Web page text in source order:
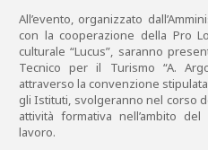
All’evento, organizzato
con la cooperazione della Pro
culturale “Lucus”, saranno
Tecnico per il Turismo “A.
attraverso la convenzione
gli Istituti, svolgeranno nel corso
attività formativa nell’ambito
lavoro.